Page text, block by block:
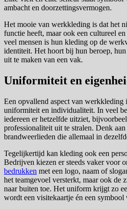
ambacht en doorzettingsvermogen.
Het mooie van werkkleding is dat het
functie heeft, maar ook een cultureel
veel mensen is hun kleding op de
identiteit. Het hoort bij hun beroep,
uit te maken van een vak.
Uniformiteit en
Een opvallend aspect van werkkleding
uniformiteit en individualiteit. In veel
iedereen er hetzelfde uitziet,
professionaliteit uit te stralen. Denk
brandweerlieden die allemaal in
Tegelijkertijd kan kleding ook een
Bedrijven kiezen er steeds vaker voor
bedrukken met een logo, naam of
het teamgevoel versterkt, maar ook de
naar buiten toe. Het uniform krijgt zo
wordt een visitekaartje én een symbool